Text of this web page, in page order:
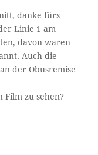
danke fürs
Linie 1 am
davon waren
Auch die
der Obusremise
Film zu sehen?